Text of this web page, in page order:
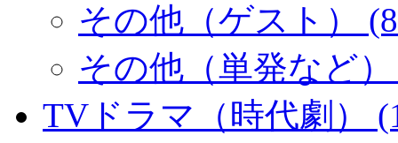
その他（ゲスト）
その他（単発など
TVドラマ（時代劇）